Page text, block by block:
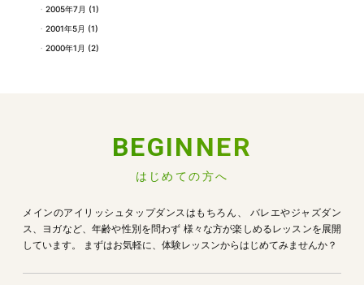
2005年7月 (1)
2001年5月 (1)
2000年1月 (2)
BEGINNER
はじめての方へ
メインのアイリッシュタップダンスはもちろん、
バレエやジャズダン
ス、ヨガなど、年齢や性別を問わず 様々な方が楽しめるレッスンを展開
しています。
まずはお気軽に、体験レッスンからはじめてみませんか？